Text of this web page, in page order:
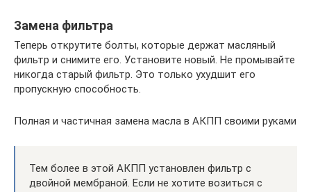
Замена фильтра
Теперь открутите болты, которые держат масляный
фильтр и снимите его. Установите новый. Не промывайте
никогда старый фильтр. Это только ухудшит его
пропускную способность.
Полная и частичная замена масла в АКПП своими руками
Тем более в этой АКПП установлен фильтр с
двойной мембраной. Если не хотите возиться с